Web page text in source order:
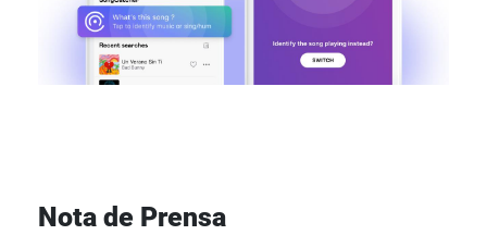
Nota de Prensa